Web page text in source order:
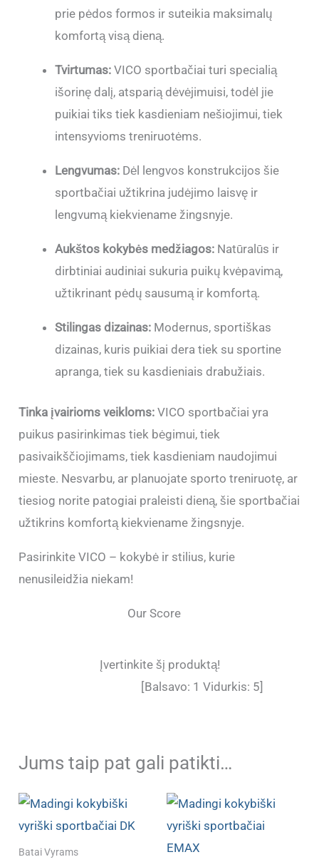
prie pėdos formos ir suteikia maksimalų
komfortą visą dieną.
Tvirtumas: VICO sportbačiai turi specialią
išorinę dalį, atsparią dėvėjimuisi, todėl jie
puikiai tiks tiek kasdieniam nešiojimui, tiek
intensyvioms treniruotėms.
Lengvumas: Dėl lengvos konstrukcijos šie
sportbačiai užtikrina judėjimo laisvę ir
lengvumą kiekviename žingsnyje.
Aukštos kokybės medžiagos: Natūralūs ir
dirbtiniai audiniai sukuria puikų kvėpavimą,
užtikrinant pėdų sausumą ir komfortą.
Stilingas dizainas: Modernus, sportiškas
dizainas, kuris puikiai dera tiek su sportine
apranga, tiek su kasdieniais drabužiais.
Tinka įvairioms veikloms: VICO sportbačiai yra
puikus pasirinkimas tiek bėgimui, tiek
pasivaikščiojimams, tiek kasdieniam naudojimui
mieste. Nesvarbu, ar planuojate sporto treniruotę, ar
tiesiog norite patogiai praleisti dieną, šie sportbačiai
užtikrins komfortą kiekviename žingsnyje.
Pasirinkite VICO – kokybė ir stilius, kurie
nenusileidžia niekam!
Our Score
Įvertinkite šį produktą!
[Balsavo: 1 Vidurkis: 5]
Jums taip pat gali patikti…
Batai Vyrams